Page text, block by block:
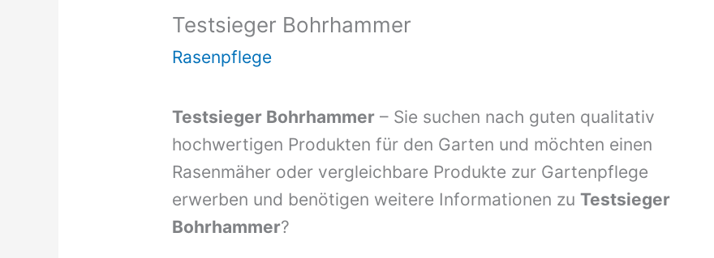
Testsieger Bohrhammer
Rasenpflege
Testsieger Bohrhammer – Sie suchen nach guten qualitativ
hochwertigen Produkten für den Garten und möchten einen
Rasenmäher oder vergleichbare Produkte zur Gartenpflege
erwerben und benötigen weitere Informationen zuTestsieger
Bohrhammer?